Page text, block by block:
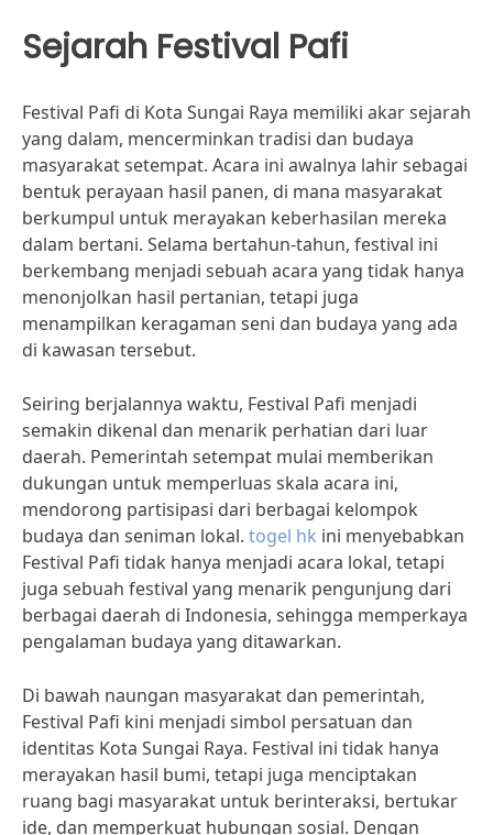
Sejarah Festival Pafi
Festival Pafi di Kota Sungai Raya memiliki akar sejarah
yang dalam, mencerminkan tradisi dan budaya
masyarakat setempat. Acara ini awalnya lahir sebagai
bentuk perayaan hasil panen, di mana masyarakat
berkumpul untuk merayakan keberhasilan mereka
dalam bertani. Selama bertahun-tahun, festival ini
berkembang menjadi sebuah acara yang tidak hanya
menonjolkan hasil pertanian, tetapi juga
menampilkan keragaman seni dan budaya yang ada
di kawasan tersebut.
Seiring berjalannya waktu, Festival Pafi menjadi
semakin dikenal dan menarik perhatian dari luar
daerah. Pemerintah setempat mulai memberikan
dukungan untuk memperluas skala acara ini,
mendorong partisipasi dari berbagai kelompok
budaya dan seniman lokal. togel hk ini menyebabkan
Festival Pafi tidak hanya menjadi acara lokal, tetapi
juga sebuah festival yang menarik pengunjung dari
berbagai daerah di Indonesia, sehingga memperkaya
pengalaman budaya yang ditawarkan.
Di bawah naungan masyarakat dan pemerintah,
Festival Pafi kini menjadi simbol persatuan dan
identitas Kota Sungai Raya. Festival ini tidak hanya
merayakan hasil bumi, tetapi juga menciptakan
ruang bagi masyarakat untuk berinteraksi, bertukar
ide, dan memperkuat hubungan sosial. Dengan